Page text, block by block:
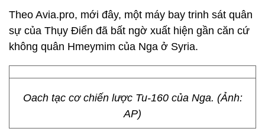
Theo Avia.pro, mới đây, một máy bay trinh sát quân
sự của Thụy Điển đã bất ngờ xuất hiện gần căn cứ
không quân Hmeymim của Nga ở Syria.
Oach tạc cơ chiến lược Tu-160 của Nga. (Ảnh:
AP)